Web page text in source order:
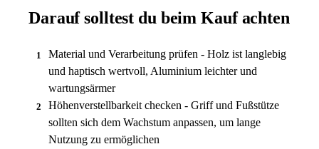
Darauf solltest du beim Kauf achten
1
Material und Verarbeitung prüfen - Holz ist langlebig
und haptisch wertvoll, Aluminium leichter und
wartungsärmer
2
Höhenverstellbarkeit checken - Griff und Fußstütze
sollten sich dem Wachstum anpassen, um lange
Nutzung zu ermöglichen